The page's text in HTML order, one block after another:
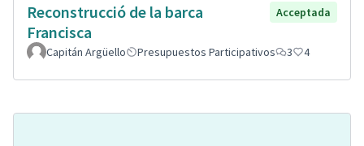
Reconstrucció de la barca
Francisca
Acceptada
Capitán Argüello Presupuestos Participativos 3 4